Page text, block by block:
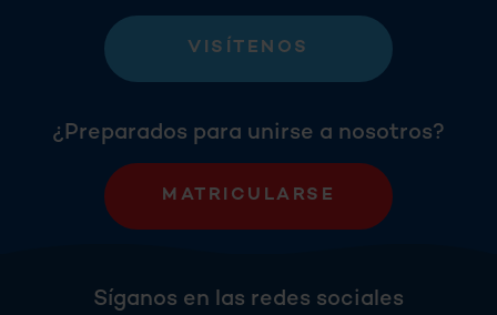
VISÍTENOS
¿Preparados para unirse a nosotros?
MATRICULARSE
Síganos en las redes sociales